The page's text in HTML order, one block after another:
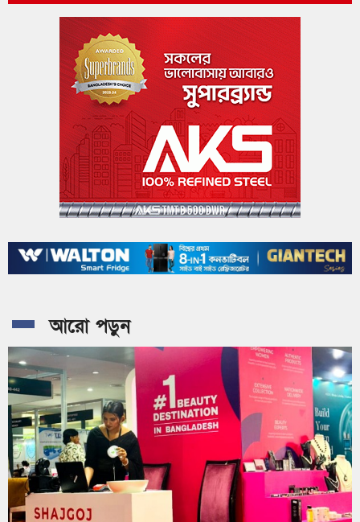
৯৩ শিক্ষানবিশ এএসপিকে বদলি, তালিকা প্রকাশ
৩ শর্তে লাইসেন্স ফিরে পেল আদ্-দ্বীন হাসপাতাল
বাংলাদেশ ঔষুধ ব্যবসায়ী গণতান্ত্রিক ঐক্য পরিষদের
মতবিনিময় সভা অনুষ্ঠিত
আরো পড়ুন